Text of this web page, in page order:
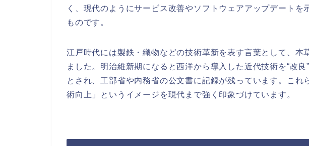
く、現代のようにサービス改善やソフトウェアアップデートを
ものです。
江戸時代には製鉄・織物などの技術革新を表す言葉として、本
ました。明治維新期になると西洋から導入した近代技術を“改
とされ、工部省や内務省の公文書に記録が残っています。これ
術向上」というイメージを現代まで強く印象づけています。